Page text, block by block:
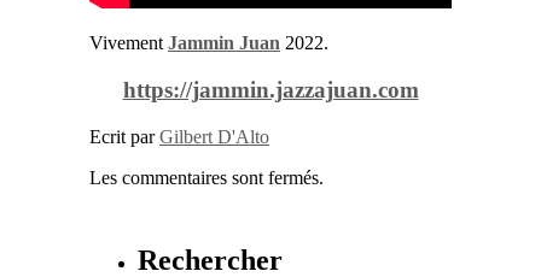
Vivement Jammin Juan 2022.
https://jammin.jazzajuan.com
Ecrit parGilbert D'Alto
Les commentaires sont fermés.
Rechercher